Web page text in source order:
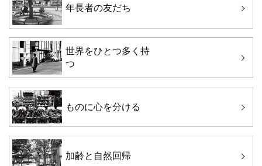
年長者の友だち
世界をひとつ多く持
つ
ものに心を分ける
加齢と自然回帰